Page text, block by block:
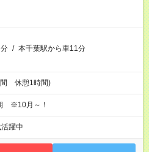
/ 本千葉駅から車11分
間 休憩1時間)
※10月～！
躍中